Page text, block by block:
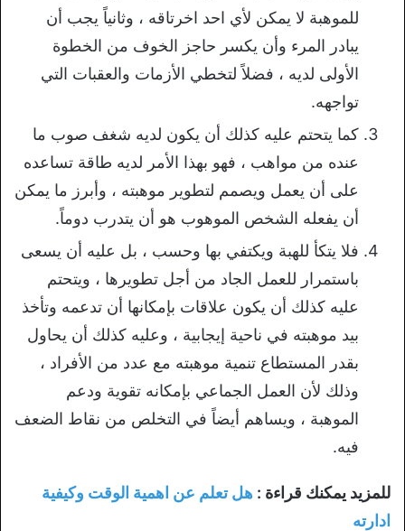
للموهبة لا يمكن لأي احد اخرتاقه ، وثانياً يجب أن
يبادر المرء وأن يكسر حاجز الخوف من الخطوة
الأولى لديه ، فضلاً لتخطي الأزمات والعقبات التي
تواجهه.
كما يتحتم عليه كذلك أن يكون لديه شغف صوب ما
عنده من مواهب ، فهو بهذا الأمر لديه طاقة تساعده
على أن يعمل ويصمم لتطوير موهبته ، وأبرز ما يمكن
أن يفعله الشخص الموهوب هو أن يتدرب دوماً.
فلا يتكأ للهبة ويكتفي بها وحسب ، بل عليه أن يسعى
باستمرار للعمل الجاد من أجل تطويرها ، ويتحتم
عليه كذلك أن يكون علاقات بإمكانها أن تدعمه وتأخذ
بيد موهبته في ناحية إيجابية ، وعليه كذلك أن يحاول
بقدر المستطاع تنمية موهبته مع عدد من الأفراد ،
وذلك لأن العمل الجماعي بإمكانه تقوية ودعم
الموهبة ، ويساهم أيضاً في التخلص من نقاط الضعف
فيه.
للمزيد يمكنك قراءة : هل تعلم عن اهمية الوقت وكيفية
ادارته